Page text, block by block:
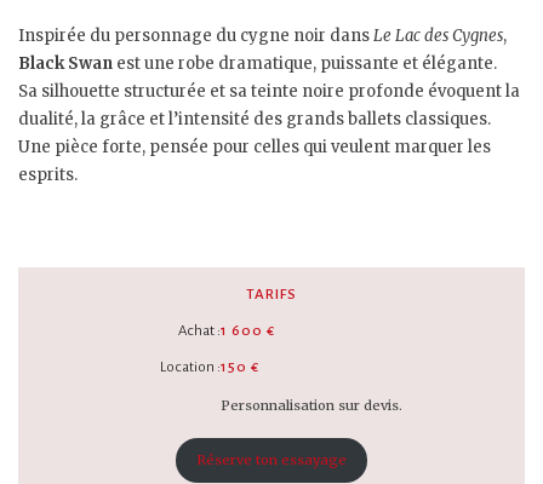
Inspirée du personnage du cygne noir dansLe Lac des Cygnes,
Black Swan est une robe dramatique, puissante et élégante.
Sa silhouette structurée et sa teinte noire profonde évoquent la
dualité, la grâce et l’intensité des grands ballets classiques.
Une pièce forte, pensée pour celles qui veulent marquer les
esprits.
TARIFS
Achat :
Location :
1 600 €
150 €
Personnalisation sur devis.
Réserve ton essayage